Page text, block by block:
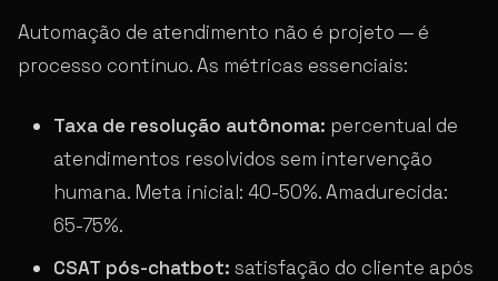
Automação de atendimento não é projeto — é
processo contínuo. As métricas essenciais:
Taxa de resolução autônoma: percentual de
atendimentos resolvidos sem intervenção
humana. Meta inicial: 40-50%. Amadurecida:
65-75%.
CSAT pós-chatbot: satisfação do cliente após